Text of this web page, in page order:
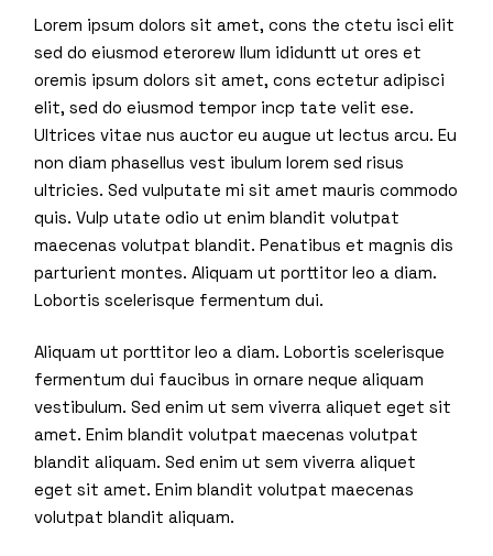
Lorem ipsum dolors sit amet, cons the ctetu isci elit
sed do eiusmod eterorew llum ididuntt ut ores et
oremis ipsum dolors sit amet, cons ectetur adipisci
elit, sed do eiusmod tempor incp tate velit ese.
Ultrices vitae nus auctor eu augue ut lectus arcu. Eu
non diam phasellus vest ibulum lorem sed risus
ultricies. Sed vulputate mi sit amet mauris commodo
quis. Vulp utate odio ut enim blandit volutpat
maecenas volutpat blandit. Penatibus et magnis dis
parturient montes. Aliquam ut porttitor leo a diam.
Lobortis scelerisque fermentum dui.
Aliquam ut porttitor leo a diam. Lobortis scelerisque
fermentum dui faucibus in ornare neque aliquam
vestibulum. Sed enim ut sem viverra aliquet eget sit
amet. Enim blandit volutpat maecenas volutpat
blandit aliquam. Sed enim ut sem viverra aliquet
eget sit amet. Enim blandit volutpat maecenas
volutpat blandit aliquam.